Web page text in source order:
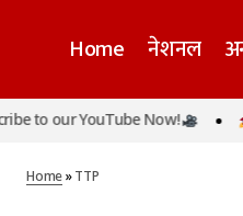
Home नेशनल
to our YouTube Now!
Home»TTP